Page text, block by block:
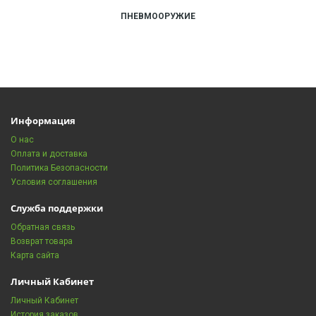
ПНЕВМООРУЖИЕ
Информация
О нас
Оплата и доставка
Политика Безопасности
Условия соглашения
Служба поддержки
Обратная связь
Возврат товара
Карта сайта
Личный Кабинет
Личный Кабинет